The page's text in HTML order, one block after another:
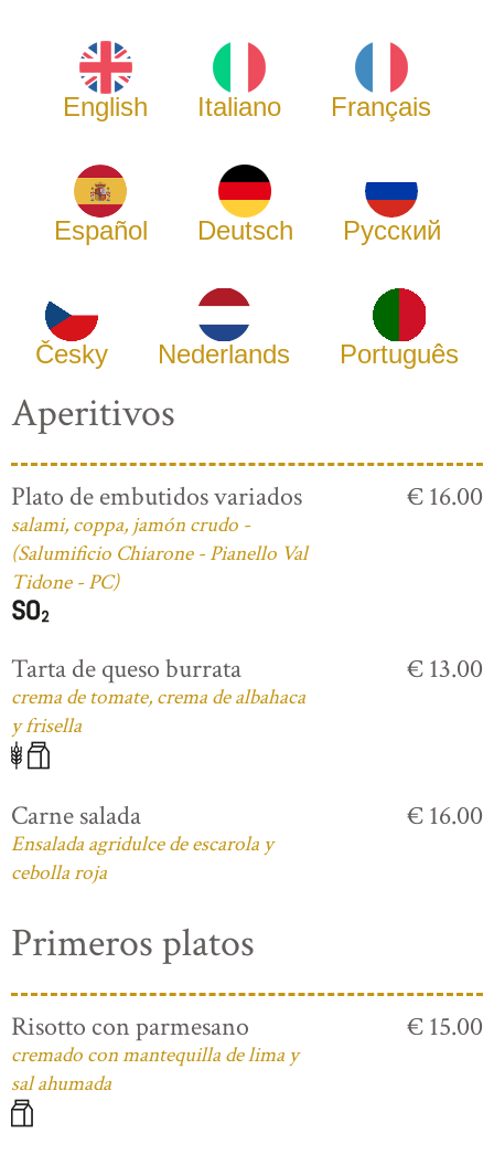
English Italiano Français
Español Deutsch Русский
Česky Nederlands Português
Aperitivos
Plato de embutidos variados
salami, coppa, jamón crudo -
(Salumificio Chiarone - Pianello Val
Tidone - PC)
€ 16.00
Tarta de queso burrata
crema de tomate, crema de albahaca
y frisella
€ 13.00
Carne salada
Ensalada agridulce de escarola y
cebolla roja
€ 16.00
Primeros platos
Risotto con parmesano
cremado con mantequilla de lima y
sal ahumada
€ 15.00